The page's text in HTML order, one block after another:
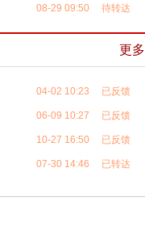
08-29 09:50 待转达
更多
04-02 10:23 已反馈
06-09 10:27 已反馈
10-27 16:50 已反馈
07-30 14:46 已转达